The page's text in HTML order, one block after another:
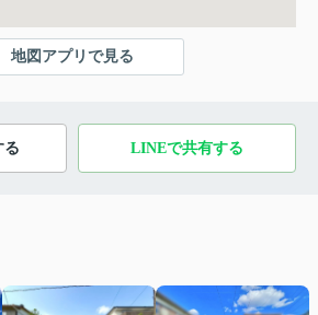
地図アプリで見る
る LINEで共有する